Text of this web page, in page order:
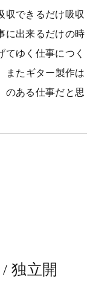
収できるだけ吸収
に出来るだけの時
ゆく仕事につく
またギター製作は
のある仕事だと思
独立開